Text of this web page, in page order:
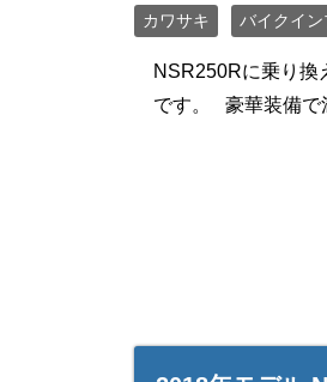
カワサキ バイクイン
NSR250Rに乗り換
です。 豪華装備で